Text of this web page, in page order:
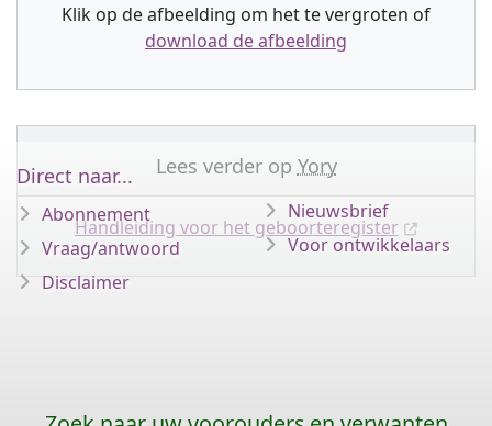
Klik op de afbeelding om het te vergroten of
download de afbeelding
Lees verder op Yory
Handleiding voor het geboorteregister
Direct naar...
Abonnement
Vraag/antwoord
Disclaimer
Nieuwsbrief
Voor ontwikkelaars